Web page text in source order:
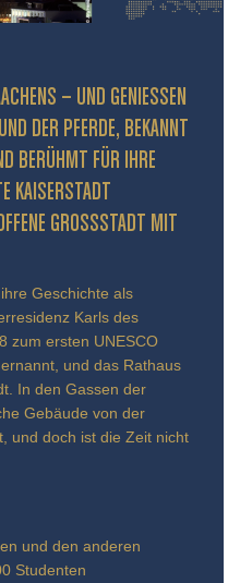
– UND GENIESSEN S
DER PFERDE, BEKANNT D
FÜR IHRE PR
PR
GROSSSTADT MIT HIS
Geschichte als
Karls des
zum ersten UNESCO
und das Rathaus
In den Gassen der
Gebäude von der
und doch ist die Zeit nicht
und den anderen
Studenten